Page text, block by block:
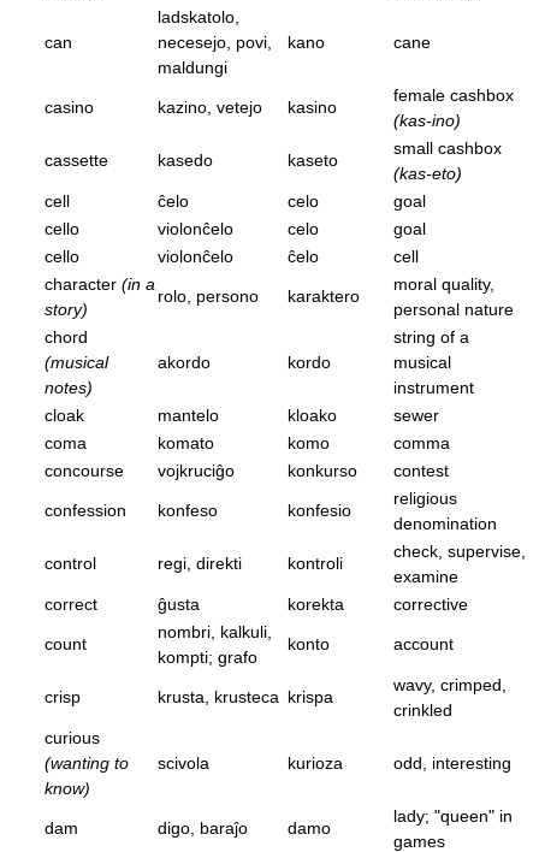
can
ladskatolo,
necesejo, povi,
maldungi
kano cane
casino kazino, vetejo kasino
female cashbox
(kas-ino)
cassette kasedo kaseto
small cashbox
(kas-eto)
cell
ĉelo celo
goal
cello
violonĉelo celo
goal
cello
violonĉelo ĉelo
cell
character (in a
story)
rolo, persono karaktero
moral quality,
personal nature
chord
(musical
notes)
akordo kordo
string of a
musical
instrument
cloak
mantelo kloako
sewer
coma
komato komo
comma
concourse
vojkruciĝo konkurso contest
confession konfeso konfesio
religious
denomination
control regi, direkti kontroli
check, supervise,
examine
correct
ĝusta korekta corrective
count
nombri, kalkuli,
kompti; grafo
konto account
crisp krusta, krusteca krispa
wavy, crimped,
crinkled
curious
(wanting to
know)
scivola kurioza odd, interesting
dam digo, baraĵo damo
lady; "queen" in
games